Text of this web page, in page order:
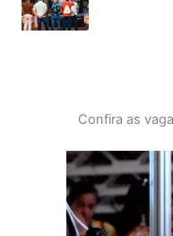
Confira as